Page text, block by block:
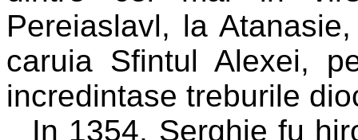
Pereiaslavl, la
caruia Sfintul Alexei,
incredintase treburile
In 1354, Serghie fu